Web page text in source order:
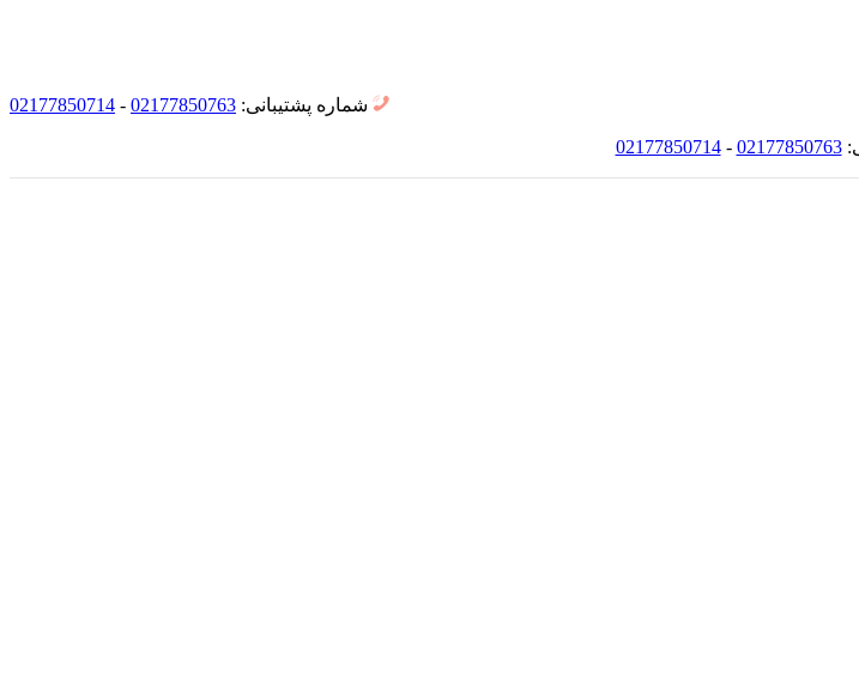
شماره پشتیبانی: 02177850763
-
02177850714
02177850763
-
02177850714